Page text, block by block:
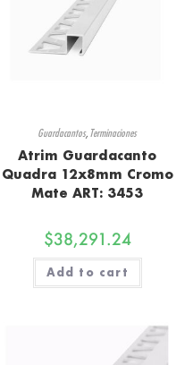
Guardacantos, Terminaciones
Atrim Guardacanto
Quadra 12x8mm Cromo
Mate ART: 3453
$38,291.24
Add to cart